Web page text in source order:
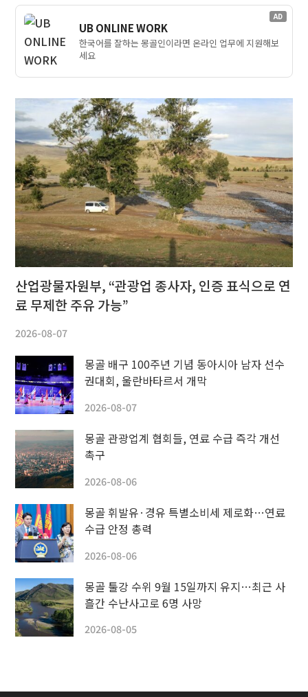
AD
UB ONLINE WORK
한국어를 잘하는 몽골인이라면 온라인 업무에 지원해보
세요
산업광물자원부, “관광업 종사자, 인증 표식으로 연
료 무제한 주유 가능”
2026-08-07
몽골 배구 100주년 기념 동아시아 남자 선수
권대회, 울란바타르서 개막
2026-08-07
몽골 관광업계 협회들, 연료 수급 즉각 개선
촉구
2026-08-06
몽골 휘발유·경유 특별소비세 제로화…연료
수급 안정 총력
2026-08-06
몽골 툴강 수위 9월 15일까지 유지…최근 사
흘간 수난사고로 6명 사망
2026-08-05